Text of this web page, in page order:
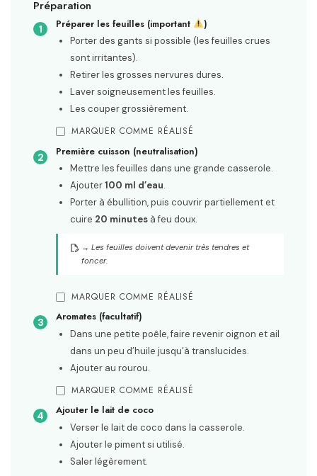
Préparation
Préparer les feuilles (important )
Porter des gants si possible (les feuilles crues
sont irritantes).
Retirer les grosses nervures dures.
Laver soigneusement les feuilles.
Les couper grossièrement.
MARQUER COMME RÉALISÉ
Première cuisson (neutralisation)
Mettre les feuilles dans une grande casserole.
Ajouter100 ml d’eau.
Porter à ébullition, puis couvrir partiellement et
cuire 20 minutes à feu doux.
→ Les feuilles doivent devenir très tendres et
foncer.
MARQUER COMME RÉALISÉ
Aromates (facultatif)
Dans une petite poêle, faire revenir oignon et ail
dans un peu d’huile jusqu’à translucides.
Ajouter au rourou.
MARQUER COMME RÉALISÉ
Ajouter le lait de coco
Verser le lait de coco dans la casserole.
Ajouter le piment si utilisé.
Saler légèrement.